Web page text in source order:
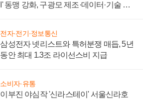
I' 동맹 강화, 구광모 제조·데이터·기술 결
전자·전기·정보통신
삼성전자 넷리스트와 특허분쟁 매듭, 5년
동안 최대 1.3조 라이선스비 지급
소비자·유통
이부진 야심작 '신라스테이' 서울신라호